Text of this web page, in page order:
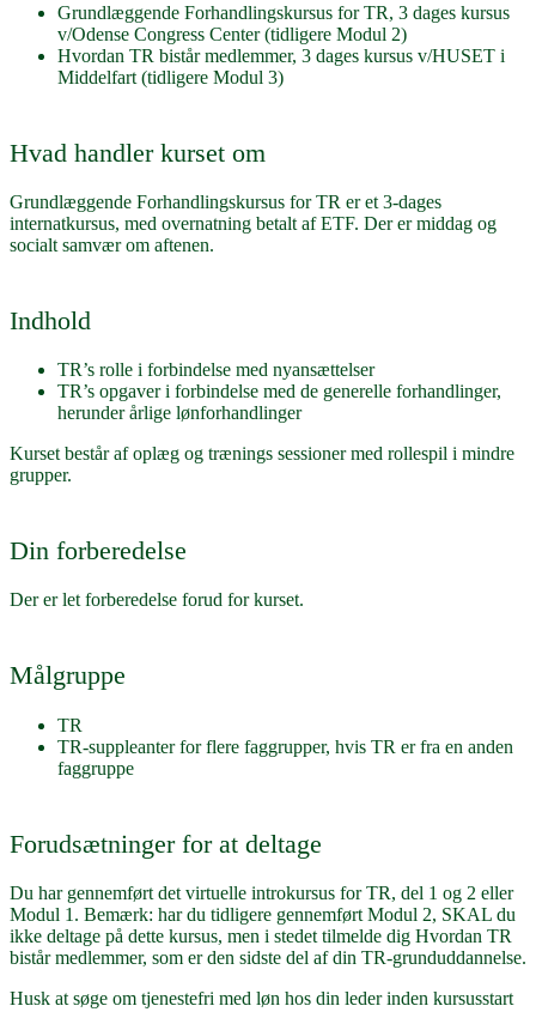
Grundlæggende Forhandlingskursus for TR, 3 dages kursus
v/Odense Congress Center (tidligere Modul 2)
Hvordan TR bistår medlemmer, 3 dages kursus v/HUSET i
Middelfart (tidligere Modul 3)
Hvad handler kurset om
Grundlæggende Forhandlingskursus for TR er et 3-dages
internatkursus, med overnatning betalt af ETF. Der er middag og
socialt samvær om aftenen.
Indhold
TR’s rolle i forbindelse med nyansættelser
TR’s opgaver i forbindelse med de generelle forhandlinger,
herunder årlige lønforhandlinger
Kurset består af oplæg og trænings sessioner med rollespil i mindre
grupper.
Din forberedelse
Der er let forberedelse forud for kurset.
Målgruppe
TR
TR-suppleanter for flere faggrupper, hvis TR er fra en anden
faggruppe
Forudsætninger for at deltage
Du har gennemført det virtuelle introkursus for TR, del 1 og 2 eller
Modul 1. Bemærk: har du tidligere gennemført Modul 2, SKAL du
ikke deltage på dette kursus, men i stedet tilmelde dig Hvordan TR
bistår medlemmer, som er den sidste del af din TR-grunduddannelse.
Husk at søge om tjenestefri med løn hos din leder inden kursusstart